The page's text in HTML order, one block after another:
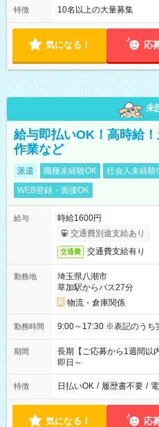
特徴 10名以上の大量募集
気になる！ 応
未
給与即払いOK！高時給
作業など
派遣 職種未経験OK 社会人未経験
WEB登録・面接OK
給与
時給1600円
交通費別途支給あり
交通費 交通費支給有り
勤務地
埼玉県八潮市
草加駅からバス27分
物流・倉庫関係
勤務時間 9:00～17:30 ※表記
期間
長期【ご応募から1週間以
即日～
特徴 日払いOK / 履歴書不要 /
気になる！ 応